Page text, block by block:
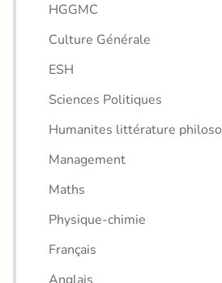
HGGMC
Culture Générale
ESH
Sciences Politiques
Humanites littérature
Management
Maths
Physique-chimie
Français